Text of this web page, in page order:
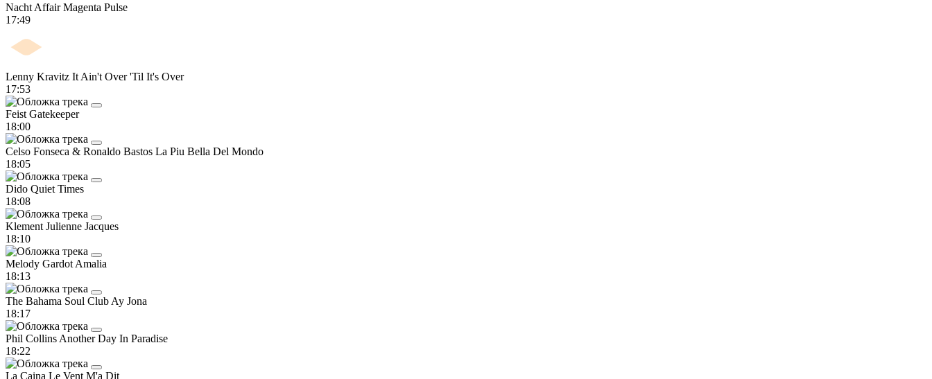
Nacht AffairMagenta Pulse
17:49
Lenny Kravitz It Ain't Over 'Til It's Over
17:53
Feist Gatekeeper
18:00
Celso Fonseca & Ronaldo Bastos La Piu Bella Del Mondo
18:05
Dido Quiet Times
18:08
Klement Julienne Jacques
18:10
Melody Gardot Amalia
18:13
The Bahama Soul Club Ay Jona
18:17
Phil Collins Another Day In Paradise
18:22
La Caina Le Vent M'a Dit